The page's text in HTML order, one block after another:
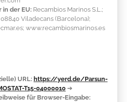
der EU: Recambios Marinos S.L.;
Viladecans (Barcelona);
www.recambiosmarinos.es
URL: https://yerd.de/Parsun-
T15-04000010 ➔
für Browser-Eingabe: